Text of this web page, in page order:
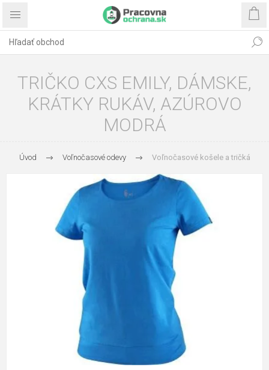
TRIČKO CXS EMILY, DÁMSKE,
KRÁTKY RUKÁV, AZÚROVO
MODRÁ
Úvod Voľnočasové odevy Voľnočasové košele a tričká